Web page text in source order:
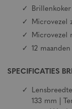
Brillenkoker
Microvezel
Microvezel
12
SPECIFICATIES
133 mm |